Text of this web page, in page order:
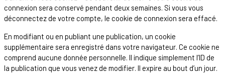
connexion sera conservé pendant deux semaines. Si vous vous
déconnectez de votre compte, le cookie de connexion sera effacé.
En modifiant ou en publiant une publication, un cookie
supplémentaire sera enregistré dans votre navigateur. Ce cookie ne
comprend aucune donnée personnelle. Il indique simplement l’ID de
la publication que vous venez de modifier. Il expire au bout d’un jour.